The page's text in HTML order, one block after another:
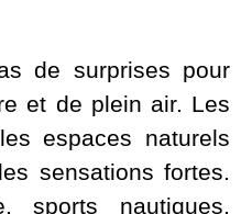
de surprises pour
et de plein air. Les
espaces naturels
sensations fortes.
sports nautiques,